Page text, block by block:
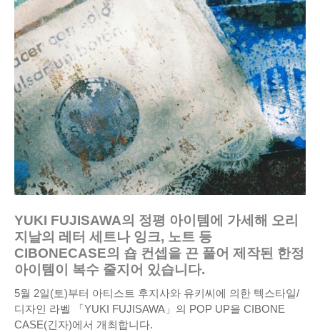
YUKI FUJISAWA의 정평 아이템에 가세해 오리
지날의 레터 세트나 잉크, 노트 등
CIBONECASE의 숍 컨셉을 끈 풀어 제작된 한정
아이템이 복수 줄지어 있습니다.
5월 2일(토)부터 아티스트 후지사와 유키씨에 의한 텍스타일/
디자인 라벨 「YUKI FUJISAWA」의 POP UP을 CIBONE
CASE(긴자)에서 개최합니다.